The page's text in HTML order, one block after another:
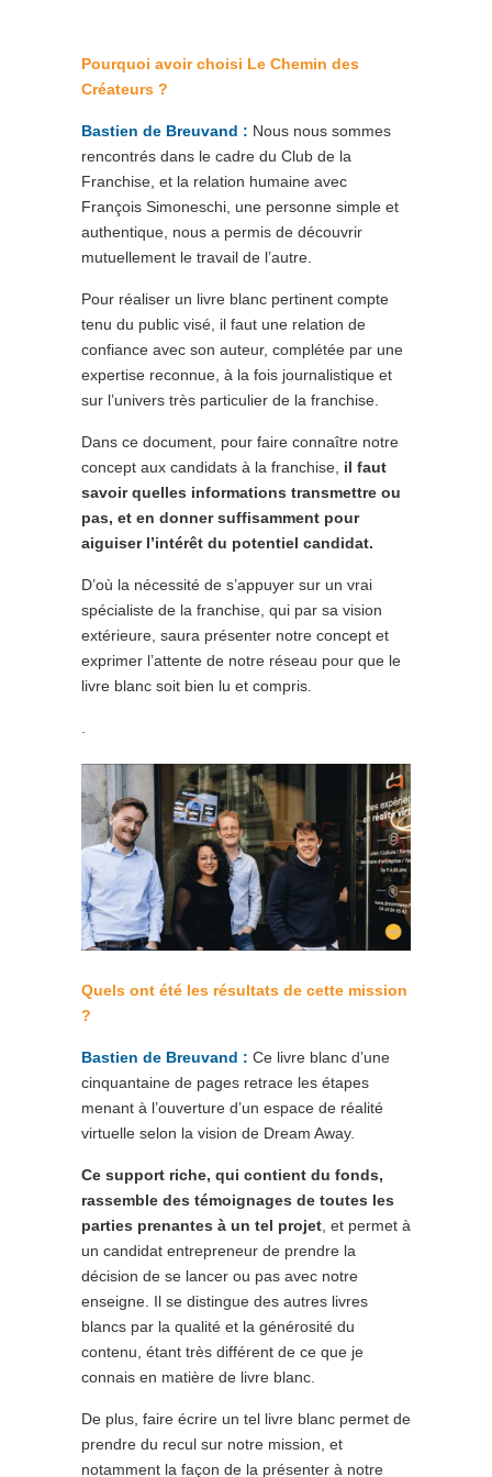
Pourquoi avoir choisi Le Chemin des
Créateurs ?
Bastien de Breuvand : Nous nous sommes
rencontrés dans le cadre du Club de la
Franchise, et la relation humaine avec
François Simoneschi, une personne simple et
authentique, nous a permis de découvrir
mutuellement le travail de l’autre.
Pour réaliser un livre blanc pertinent compte
tenu du public visé, il faut une relation de
confiance avec son auteur, complétée par une
expertise reconnue, à la fois journalistique et
sur l’univers très particulier de la franchise.
Dans ce document, pour faire connaître notre
concept aux candidats à la franchise, il faut
savoir quelles informations transmettre ou
pas, et en donner suffisamment pour
aiguiser l’intérêt du potentiel candidat.
D’où la nécessité de s’appuyer sur un vrai
spécialiste de la franchise, qui par sa vision
extérieure, saura présenter notre concept et
exprimer l’attente de notre réseau pour que le
livre blanc soit bien lu et compris.
Quels ont été les résultats de cette mission
?
Bastien de Breuvand : Ce livre blanc d’une
cinquantaine de pages retrace les étapes
menant à l’ouverture d’un espace de réalité
virtuelle selon la vision de Dream Away.
Ce support riche, qui contient du fonds,
rassemble des témoignages de toutes les
parties prenantes à un tel projet, et permet à
un candidat entrepreneur de prendre la
décision de se lancer ou pas avec notre
enseigne. Il se distingue des autres livres
blancs par la qualité et la générosité du
contenu, étant très différent de ce que je
connais en matière de livre blanc.
De plus, faire écrire un tel livre blanc permet de
prendre du recul sur notre mission, et
notamment la façon de la présenter à notre